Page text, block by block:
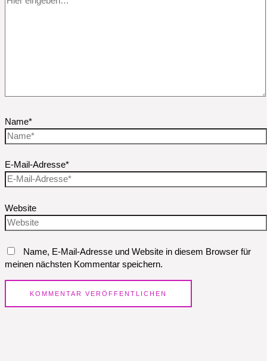
Name*
E-Mail-Adresse*
Website
Name, E-Mail-Adresse und Website in diesem Browser für
meinen nächsten Kommentar speichern.